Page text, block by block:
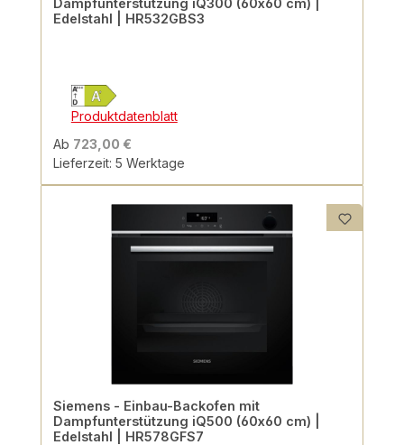
Edelstahl | HR532GBS3
Produktdatenblatt
Ab 723,00 €
Lieferzeit: 5 Werktage
Siemens - Einbau-Backofen mit
Dampfunterstützung iQ500 (60x60 cm) |
Edelstahl | HR578GFS7